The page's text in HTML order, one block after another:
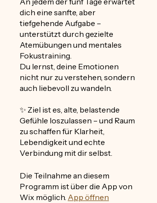
dich eine sanfte, aber
tiefgehende Aufgabe –
unterstützt durch gezielte
Atemübungen und mentales
Fokustraining.
Du lernst, deine Emotionen
nicht nur zu verstehen, sondern
auch liebevoll zu wandeln.
✨ Ziel ist es, alte, belastende
Gefühle loszulassen – und Raum
zu schaffen für Klarheit,
Lebendigkeit und echte
Verbindung mit dir selbst.
Die Teilnahme an diesem
Programm ist über die App von
Wix möglich. App öffnen